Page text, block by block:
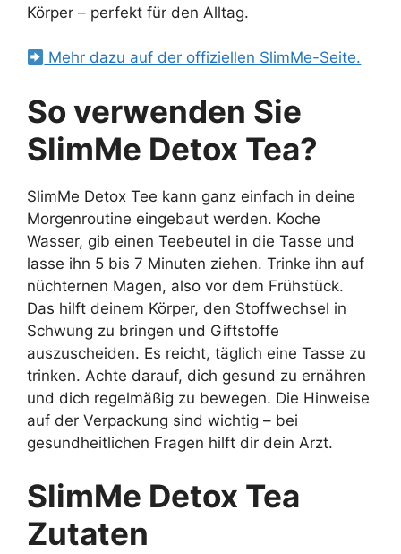
Körper – perfekt für den Alltag.
Mehr dazu auf der offiziellen SlimMe-Seite.
So verwenden Sie
SlimMe Detox Tea?
SlimMe Detox Tee kann ganz einfach in deine
Morgenroutine eingebaut werden. Koche
Wasser, gib einen Teebeutel in die Tasse und
lasse ihn 5 bis 7 Minuten ziehen. Trinke ihn auf
nüchternen Magen, also vor dem Frühstück.
Das hilft deinem Körper, den Stoffwechsel in
Schwung zu bringen und Giftstoffe
auszuscheiden. Es reicht, täglich eine Tasse zu
trinken. Achte darauf, dich gesund zu ernähren
und dich regelmäßig zu bewegen. Die Hinweise
auf der Verpackung sind wichtig – bei
gesundheitlichen Fragen hilft dir dein Arzt.
SlimMe Detox Tea
Zutaten